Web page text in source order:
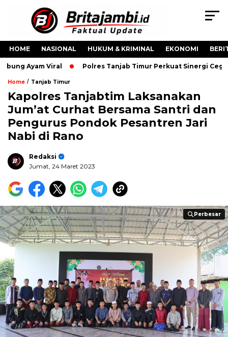
HOME NASIONAL HUKUM & KRIMINAL EKONOMI
Ayam Viral Polres Tanjab Timur Perkuat Sinergi Cegah
Home / Tanjab Timur
Kapolres Tanjabtim Laksanakan
Jum’at Curhat Bersama Santri dan
Pengurus Pondok Pesantren Jari
Nabi di Rano
Redaksi
Jumat, 24 Maret 2023
Perbesar
Perbesar